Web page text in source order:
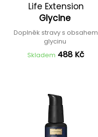
Life Extension
Glycine
Doplněk stravy s obsahem
glycinu
Skladem 488 Kč